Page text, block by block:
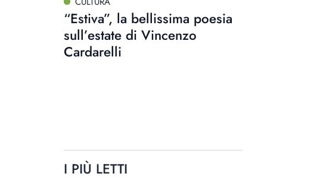
“Estiva”, la bellissima poesia
sull’estate di Vincenzo
Cardarelli
I PIÙ LETTI